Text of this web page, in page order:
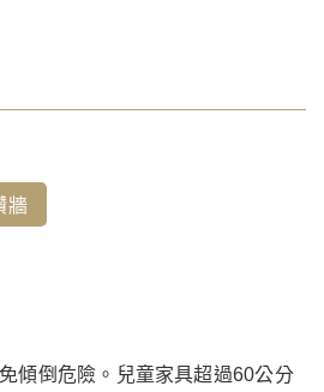
牆
傾倒危險。兒童家具超過60公分